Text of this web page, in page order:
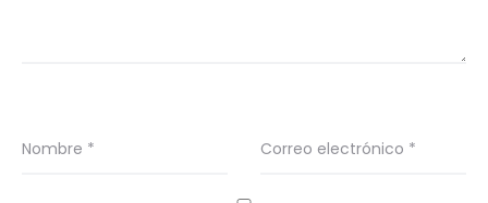
Nombre * Correo electrónico *